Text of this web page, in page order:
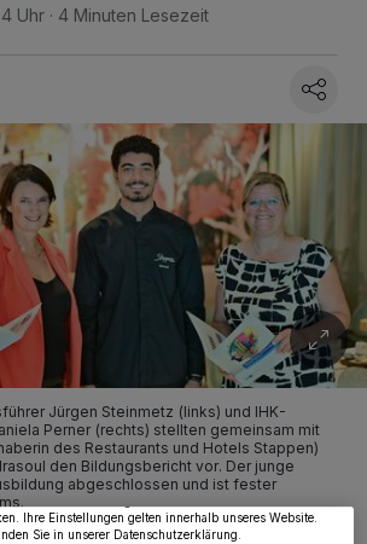
Uhr 4 Minuten Lesezeit
Jürgen Steinmetz (links) und IHK-
Perner (rechts) stellten gemeinsam mit
des Restaurants und Hotels Stappen)
den Bildungsbericht vor. Der junge
abgeschlossen und ist fester
speichern und greifen auf personenbezogene Daten
Technologien für die unter „Wir und unsere
um Ihnen Dienste bereitzustellen“ aufgeführten
sind, sind manche Inhalte und Anzeigen
so relevant für Sie. Sie können dieses Menü jederzeit
Einstellungen zu ändern oder Ihre Einwilligung zu
den Link Einstellungen oder Ablehnen am unteren
Ihre Einstellungen gelten innerhalb unseres Website.
Sie in unserer Datenschutzerklärung.